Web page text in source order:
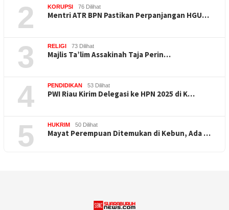
2 KORUPSI 76 Dilihat
Mentri ATR BPN Pastikan Perpanjangan HGU…
3 RELIGI 73 Dilihat
Majlis Ta’lim Assakinah Taja Perin…
4 PENDIDIKAN 53 Dilihat
PWI Riau Kirim Delegasi ke HPN 2025 di K…
5 HUKRIM 50 Dilihat
Mayat Perempuan Ditemukan di Kebun, Ada …